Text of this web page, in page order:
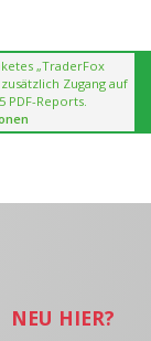
„TraderFox
Zugang auf
Reports.
NEU HIER?